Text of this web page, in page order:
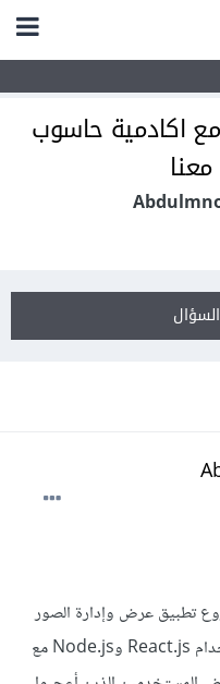
اكادمية حاسوب
تطبيق عرض وإدارة الصور
الخاص بي، والذي قمت بتطويره باستخدام React.js وNode.js مع